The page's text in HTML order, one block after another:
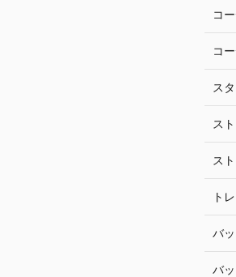
コ
コ
ス
ス
ス
ト
バ
バ